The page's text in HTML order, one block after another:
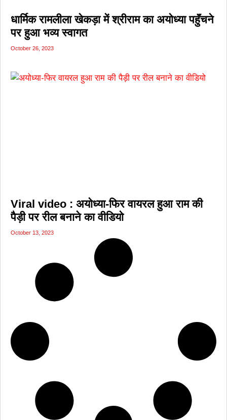
धार्मिक रामलीला खेकड़ा में श्रीराम का अयोध्या पहुॅंचने
पर हुआ भव्य स्वागत
October 26, 2023
Viral video : अयोध्या-फिर वायरल हुआ राम की
पैड़ी पर रील बनाने का वीडियो
October 13, 2023